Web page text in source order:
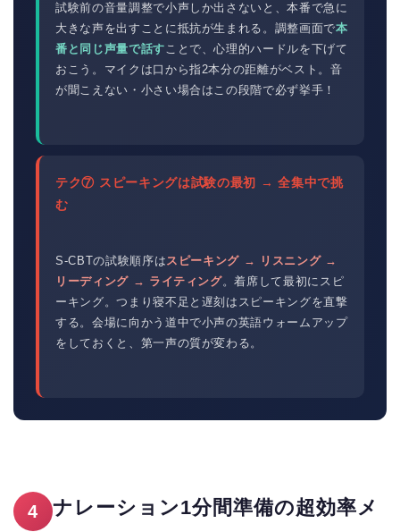
試験前の音量調整で小声しか出さないと、本番で急に
大きな声を出すことに抵抗が生まれる。調整画面で本
番と同じ声量で話すことで、心理的ハードルを下げて
おこう。マイクは口から指2本分の距離がベスト。音
が聞こえない・小さい場合はこの段階で必ず挙手！
テク⑦ スピーキングは試験の最初 → 全集中で挑
む
S-CBTの試験順序はスピーキング → リスニング →
リーディング → ライティング。着席して最初にスピ
ーキング。つまり寝不足と遅刻はスピーキングを直撃
する。会場に向かう道中で小声の英語ウォームアップ
をしておくと、第一声の質が変わる。
4
ナレーション1分間準備の超効率メ